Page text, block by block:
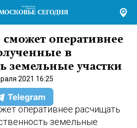
оперативнее
в
земельные участки
2021 16:25
оперативнее расчищать
земельные